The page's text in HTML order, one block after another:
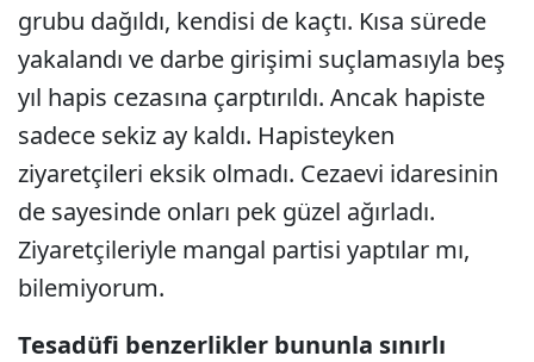
grubu dağıldı, kendisi de kaçtı. Kısa sürede
yakalandı ve darbe girişimi suçlamasıyla beş
yıl hapis cezasına çarptırıldı. Ancak hapiste
sadece sekiz ay kaldı. Hapisteyken
ziyaretçileri eksik olmadı. Cezaevi idaresinin
de sayesinde onları pek güzel ağırladı.
Ziyaretçileriyle mangal partisi yaptılar mı,
bilemiyorum.
Tesadüfi benzerlikler bununla sınırlı